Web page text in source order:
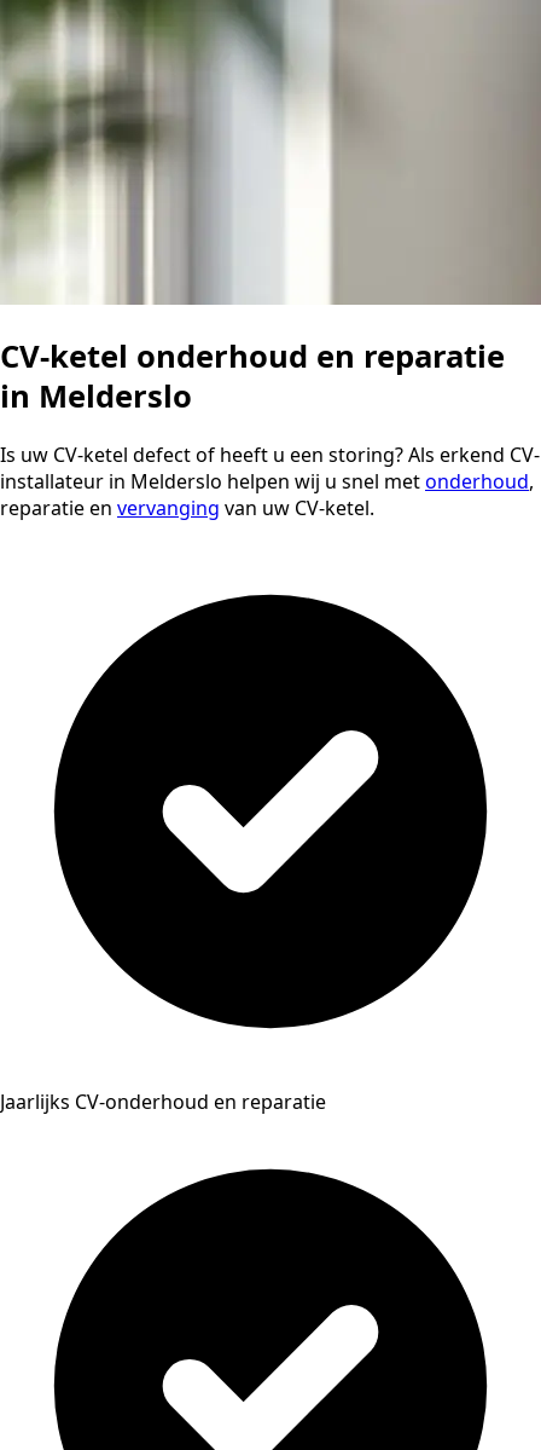
CV-ketel onderhoud en reparatie
in Melderslo
Is uw CV-ketel defect of heeft u een storing? Als erkend CV-
installateur in Melderslo helpen wij u snel metonderhoud,
reparatie en vervanging van uw CV-ketel.
Jaarlijks CV-onderhoud en reparatie